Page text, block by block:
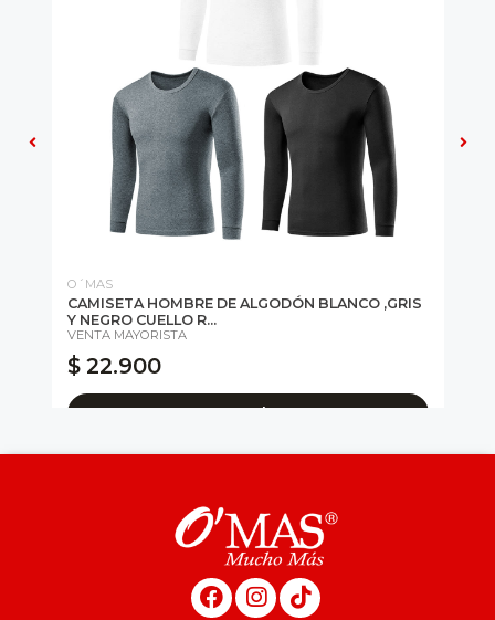
O´MAS
CAMISETA HOMBRE DE ALGODÓN BLANCO ,GRIS
Y NEGRO CUELLO R...
VENTA MAYORISTA
$ 22.900
Agregar al carro